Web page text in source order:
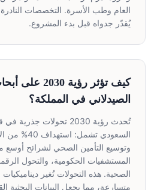
العام وطب الأسرة. التخصصات
يُقدّر جدواه قبل بدء المشروع.
كيف تؤثر رؤية
الصيدلاني في المملكة؟
تُحدث رؤية 2030 تحولات
السعودي تشمل:
وتوسيع التأمين الصحي لشرائح
المستشفيات الحكومية، والتحول
الصحية. هذه التحولات تُغير
متسارعة، مما يجعل البيانات البحثية